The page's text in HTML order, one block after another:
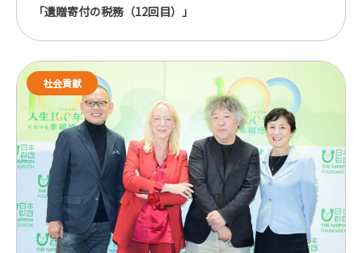
「遺贈寄付の税務（12回目）」
社会貢献